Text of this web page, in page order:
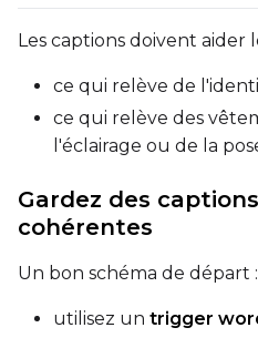
Les captions doivent aider
ce qui relève de
ce qui relève des
l'éclairage ou de la
Gardez des
cohérentes
Un bon schéma de départ :
utilisez un trigger